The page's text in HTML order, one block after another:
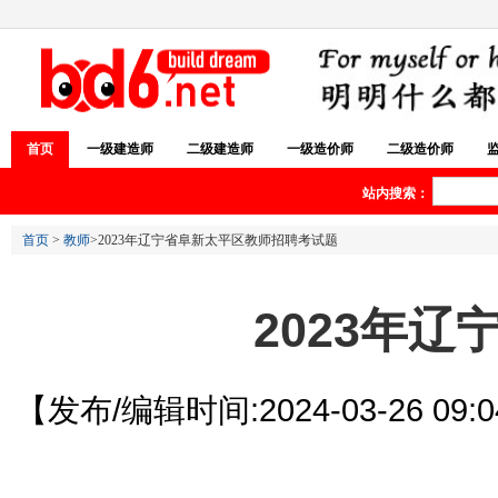
首页 一级建造师 二级建造师 一级造价师 二级造价师
站内搜索：
首页 > 教师>2023年辽宁省阜新太平区教师招聘考试题
2023年辽
【发布/编辑时间:2024-03-26